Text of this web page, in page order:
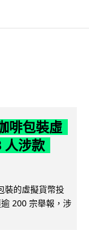
啡包裝虛
人涉款
裝的虛擬貨幣投
200 宗舉報，涉